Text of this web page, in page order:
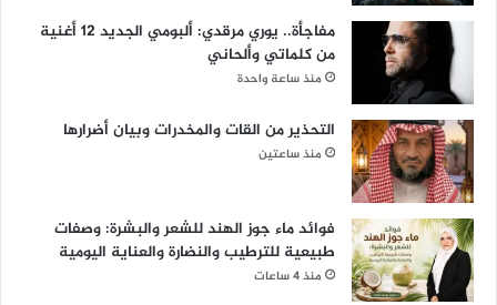
مفاجأة.. يوري مرقدي: ألبومي الجديد 12 أغنية
من كلماتي وألحاني
منذ ساعة واحدة
التحذير من القات والمخدرات وبيان أضرارها
منذ ساعتين
فوائد ماء جوز الهند للشعر والبشرة: وصفات
طبيعية للترطيب والنضارة والعناية اليومية
منذ 4 ساعات